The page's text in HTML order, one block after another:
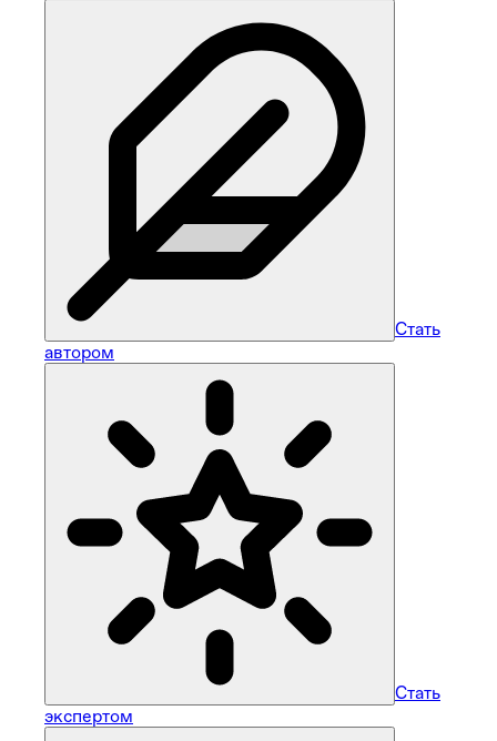
Стать
автором
Стать
экспертом